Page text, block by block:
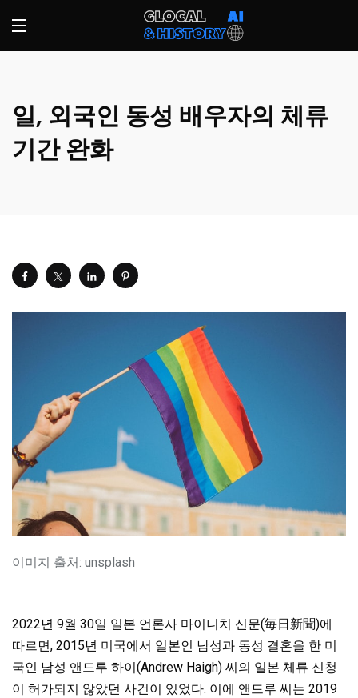
일, 외국인 동성 배우자의 체류
기간 완화
이미지 출처: unsplash
2022년 9월 30일 일본 언론사 마이니치 신문(毎日新聞)에
따르면, 2015년 미국에서 일본인 남성과 동성 결혼을 한 미
국인 남성 앤드루 하이(Andrew Haigh) 씨의 일본 체류 신청
이 허가되지 않았던 사건이 있었다. 이에 앤드루 씨는 2019